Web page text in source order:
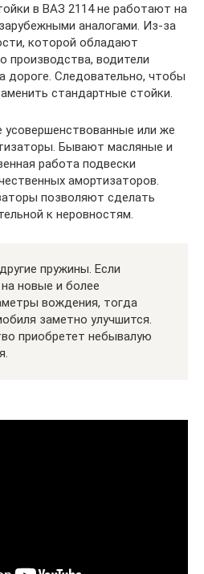
в ВАЗ 2114 не работают на
аналогами. Из-за
которой обладают
производства, водители
дороге. Следовательно, чтобы
стандартные стойки.
или же
Бывают масляные и
работа подвески
амортизаторов.
позволяют сделать
к неровностям.
пружины. Если
новые и более
вождения, тогда
заметно улучшится.
приобретет небывалую